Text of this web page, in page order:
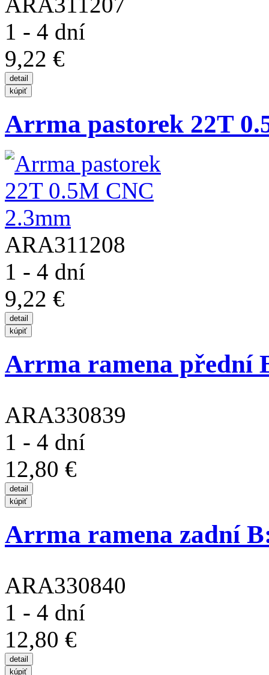
1 - 4 dní
9,22 €
Arrma pastorek 22T
ARA311208
1 - 4 dní
9,22 €
Arrma ramena přední
ARA330839
1 - 4 dní
12,80 €
Arrma ramena zadní
ARA330840
1 - 4 dní
12,80 €